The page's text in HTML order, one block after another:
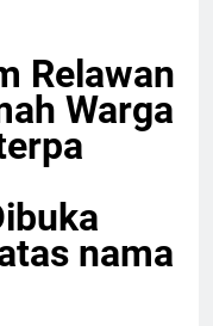
Relawan
Warga
nama